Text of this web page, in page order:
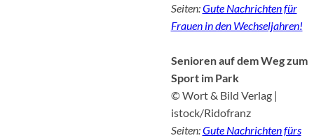
Seiten:Gute Nachrichten für
Frauen in den Wechseljahren!
Senioren auf dem Weg zum
Sport im Park
© Wort & Bild Verlag |
istock/Ridofranz
Seiten:Gute Nachrichten fürs